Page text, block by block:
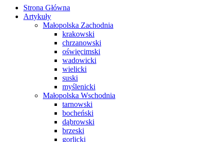
Strona Główna
Artykuły
Małopolska Zachodnia
krakowski
chrzanowski
oświęcimski
wadowicki
wielicki
suski
myślenicki
Małopolska Wschodnia
tarnowski
bocheński
dąbrowski
brzeski
gorlicki